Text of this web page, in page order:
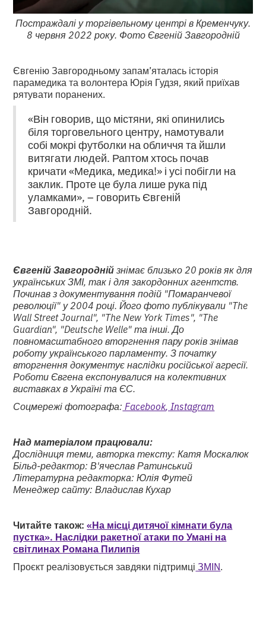
Постраждалі у торгівельному центрі в Кременчуку.
8 червня 2022 року. Фото Євгеній Завгородній
Євгенію Завгородньому запам’яталась історія
парамедика та волонтера Юрія Гудзя, який приїхав
рятувати поранених.
«Він говорив, що містяни, які опинились
біля торговельного центру, намотували
собі мокрі футболки на обличчя та йшли
витягати людей. Раптом хтось почав
кричати «Медика, медика!» і усі побігли на
заклик. Проте це була лише рука під
уламками», – говорить Євгеній
Завгородній.
Євгеній Завгороднійзнімає близько 20 років як для
українських ЗМІ, так і для закордонних агентств.
Починав з документування подій "Помаранчевої
революції" у 2004 році. Його фото публікували "The
Wall Street Journal", "The New York Times", "The
Guardian", "Deutsche Welle" та інші. До
повномасштабного вторгнення пару років знімав
роботу українського парламенту. З початку
вторгнення документує наслідки російської агресії.
Роботи Євгена експонувалися на колективних
виставках в Україні та ЄС.
Соцмережі фотографа: Facebook, Instagram
Над матеріалом працювали:
Дослідниця теми, авторка тексту: Катя Москалюк
Більд-редактор: В'ячеслав Ратинський
Літературна редакторка: Юлія Футей
Менеджер сайту: Владислав Кухар
Читайте також:«На місці дитячої кімнати була
пустка». Наслідки ракетної атаки по Умані на
світлинах Романа Пилипія
Проєкт реалізовується завдяки підтримці ЗМІN.